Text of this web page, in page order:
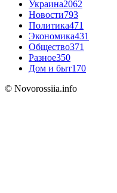
Украина2062
Новости793
Политика471
Экономика431
Общество371
Разное350
Дом и быт170
© Novorossiia.info